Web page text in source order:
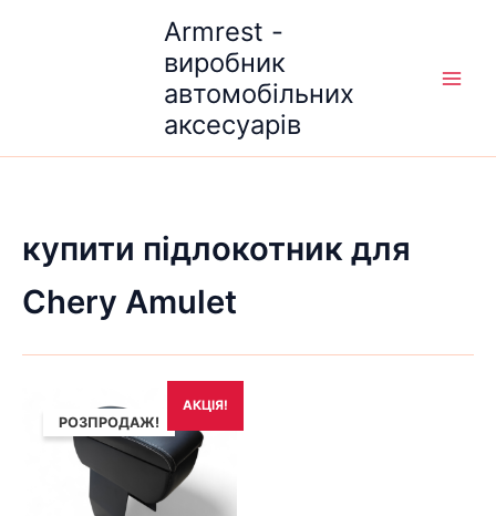
Armrest -
виробник
автомобільних
аксесуарів
купити підлокотник для
Chery Amulet
АКЦІЯ!
РОЗПРОДАЖ!
ціна:
1,790₴.
ціна:
1,490₴.